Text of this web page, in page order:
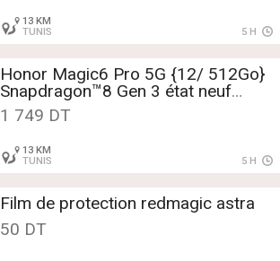
13 KM
TUNIS
5 H
Honor Magic6 Pro 5G {12/ 512Go}
Snapdragon™8 Gen 3 état neuf
Tél:52687077📞☎️
1 749 DT
13 KM
TUNIS
5 H
Film de protection redmagic astra
50 DT